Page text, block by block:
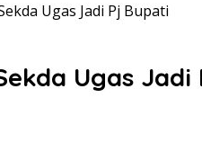
Ugas Jadi Pj Bupati
Ugas Jadi